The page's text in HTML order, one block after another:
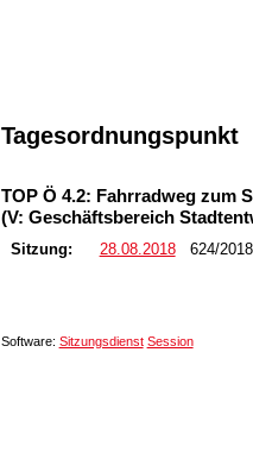
Tagesordnungspunkt
TOP Ö 4.2: Fahrradweg zum
(V: Geschäftsbereich
Sitzung: 28.08.2018624/2018
Software: Sitzungsdienst Session